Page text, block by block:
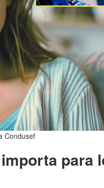
Condusef
para